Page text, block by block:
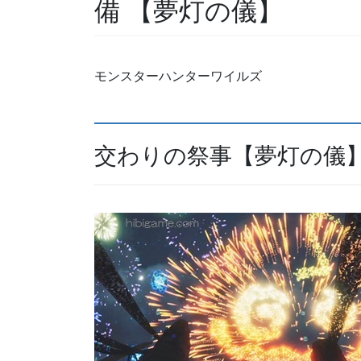
備 【夢灯の儀】
モンスターハンターワイルズ
交わりの祭事【夢灯の儀